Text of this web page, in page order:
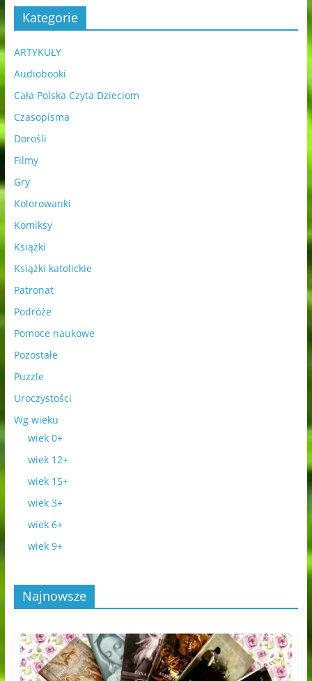
Kategorie
ARTYKUŁY
Audiobooki
Cała Polska Czyta Dzieciom
Czasopisma
Dorośli
Filmy
Gry
Kolorowanki
Komiksy
Książki
Książki katolickie
Patronat
Podróże
Pomoce naukowe
Pozostałe
Puzzle
Uroczystości
Wg wieku
wiek 0+
wiek 12+
wiek 15+
wiek 3+
wiek 6+
wiek 9+
Najnowsze